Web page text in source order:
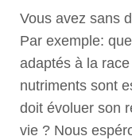
Vous avez sans
Par exemple:
adaptés à la
nutriments sont
doit évoluer son
vie ? Nous